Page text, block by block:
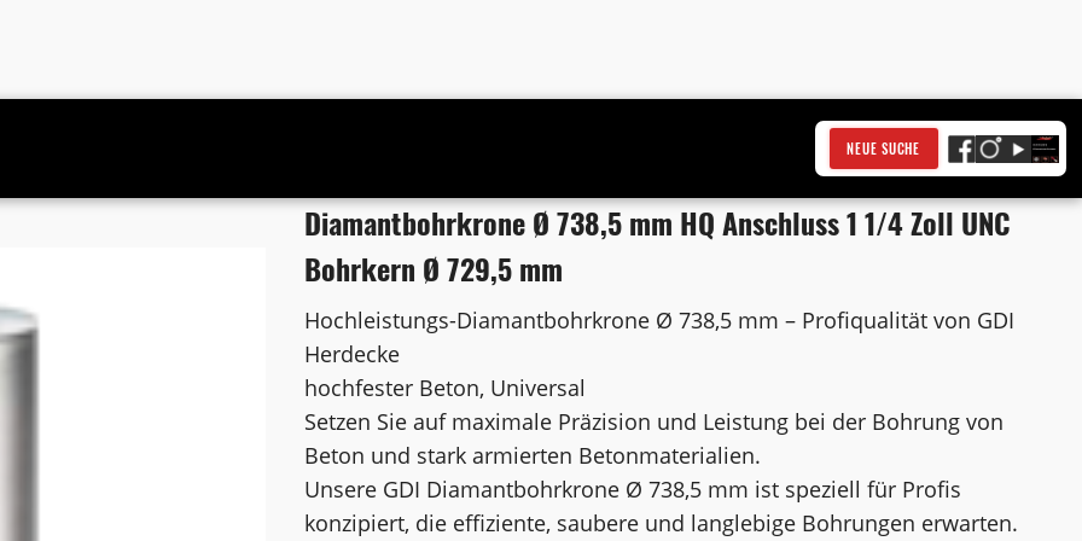
NEUE SUCHE
1 1/4 Zoll UNC Bohrkern Ø 729,5 mm
Diamantbohrkrone Ø 738,5 mm HQ Anschluss 1 1/4 Zoll UNC
Bohrkern Ø 729,5 mm
Hochleistungs-Diamantbohrkrone Ø 738,5 mm – Profiqualität von GDI
Herdecke
hochfester Beton, Universal
Setzen Sie auf maximale Präzision und Leistung bei der Bohrung von
Beton und stark armierten Betonmaterialien.
Unsere GDI Diamantbohrkrone Ø 738,5 mm ist speziell für Profis
konzipiert, die effiziente, saubere und langlebige Bohrungen erwarten.